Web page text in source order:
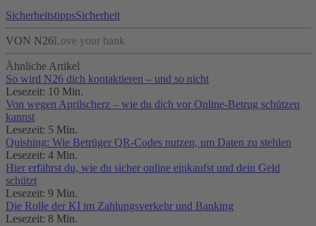
SicherheitstippsSicherheit
VON N26Love your bank
Ähnliche Artikel
So wird N26 dich kontaktieren – und so nicht
Lesezeit: 10 Min.
Von wegen Aprilscherz – wie du dich vor Online-Betrug schützen
kannst
Lesezeit: 5 Min.
Quishing: Wie Betrüger QR-Codes nutzen, um Daten zu stehlen
Lesezeit: 4 Min.
Hier erfährst du, wie du sicher online einkaufst und dein Geld
schützt
Lesezeit: 9 Min.
Die Rolle der KI im Zahlungsverkehr und Banking
Lesezeit: 8 Min.